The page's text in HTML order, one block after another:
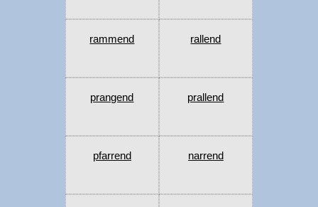
rammend rallend
prangend prallend
pfarrend narrend